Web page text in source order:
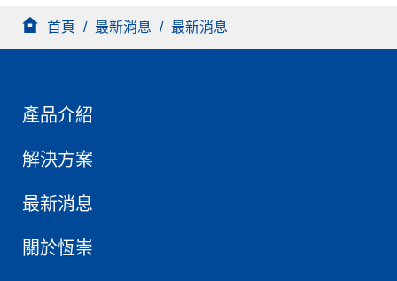
首頁 / 最新消息 / 最新消息
產品介紹
解決方案
最新消息
關於恆崇